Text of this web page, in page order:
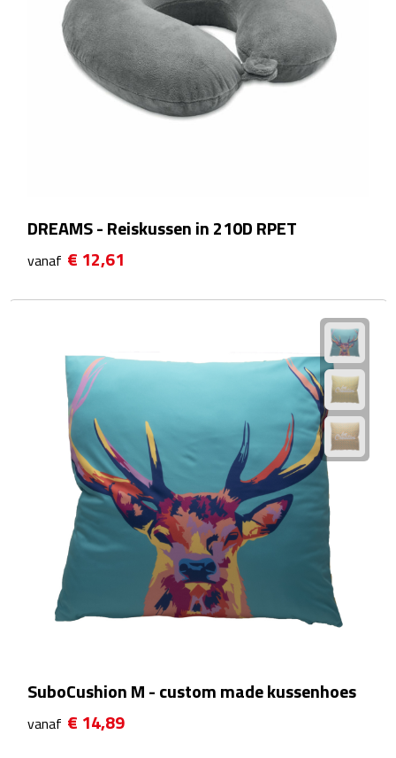
Sporttassen
Schoenentassen
Picknick rugtassen
Matrozentassen
Reizen
Reisbekers
Opbergtasjes
Koffersloten
Bagageweegschalen
Bagageriemen
Reiskussens
DREAMS - Reiskussen in 210D RPET
vanaf € 12,61
SuboCushion M - custom made kussenhoes
vanaf € 14,89